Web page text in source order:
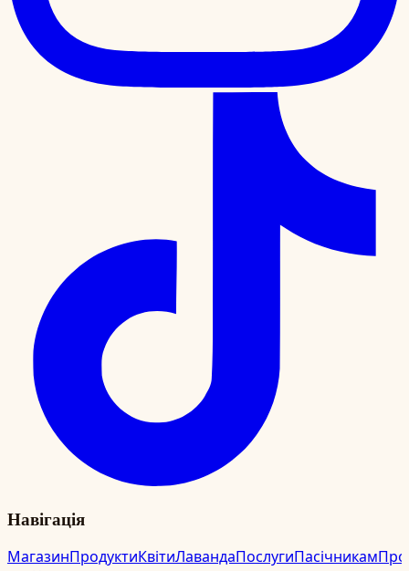
Навігація
МагазинПродуктиКвітиЛавандаПослугиПасічникамПро